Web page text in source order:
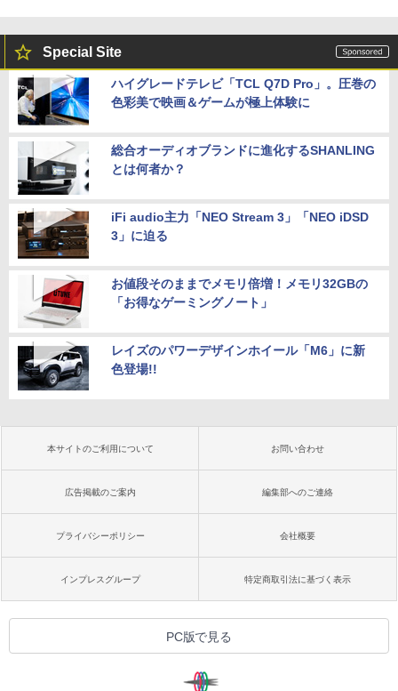
Special Site
ハイグレードテレビ「TCL Q7D Pro」。圧巻の
色彩美で映画＆ゲームが極上体験に
総合オーディオブランドに進化するSHANLING
とは何者か？
iFi audio主力「NEO Stream 3」「NEO iDSD
3」に迫る
お値段そのままでメモリ倍増！メモリ32GBの
「お得なゲーミングノート」
レイズのパワーデザインホイール「M6」に新
色登場!!
本サイトのご利用について お問い合わせ
広告掲載のご案内 編集部へのご連絡
プライバシーポリシー 会社概要
インプレスグループ 特定商取引法に基づく表示
PC版で見る